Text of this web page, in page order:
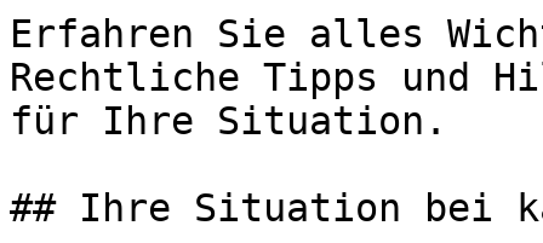
Erfahren Sie alles
Rechtliche Tipps und
für Ihre Situation.
## Ihre Situation bei